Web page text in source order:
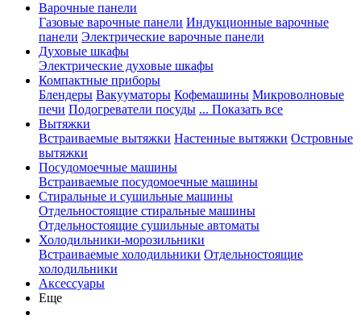
Варочные панели
Газовые варочные панели Индукционные варочные
панели Электрические варочные панели
Духовые шкафы
Электрические духовые шкафы
Компактные приборы
Блендеры Вакууматоры Кофемашины Микроволновые
печи Подогреватели посуды ... Показать все
Вытяжки
Встраиваемые вытяжки Настенные вытяжки Островные
вытяжки
Посудомоечные машины
Встраиваемые посудомоечные машины
Стиральные и сушильные машины
Отдельностоящие стиральные машины
Отдельностоящие сушильные автоматы
Холодильники-морозильники
Встраиваемые холодильники Отдельностоящие
холодильники
Аксессуары
Еще